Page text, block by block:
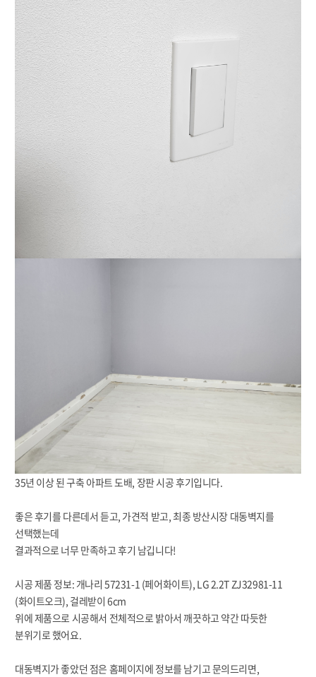
35년 이상 된 구축 아파트 도배, 장판 시공 후기입니다.
좋은 후기를 다른데서 듣고, 가견적 받고, 최종 방산시장 대동벽지를
선택했는데
결과적으로 너무 만족하고 후기 남깁니다!
시공 제품 정보: 개나리 57231-1 (페어화이트), LG 2.2T ZJ32981-11
(화이트오크), 걸레받이 6cm
위에 제품으로 시공해서 전체적으로 밝아서 깨끗하고 약간 따듯한
분위기로 했어요.
대동벽지가 좋았던 점은 홈페이지에 정보를 남기고 문의드리면,